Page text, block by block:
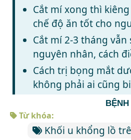
Cắt mí xong thì
chế độ ăn tốt cho
Cắt mí 2-3 tháng vẫn
nguyên nhân, cách
Cách trị bọng mắt
không phải ai cũng
Từ khóa:
Khối u khổng lồ